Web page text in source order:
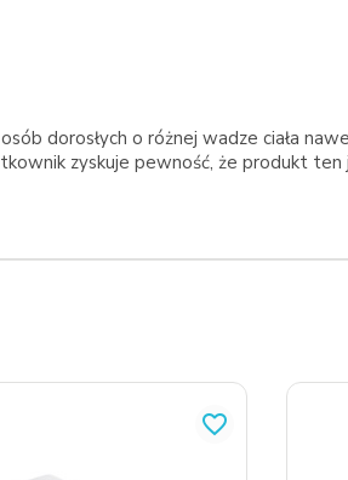
dorosłych o różnej wadze ciała
zyskuje pewność, że produkt
favorite_border